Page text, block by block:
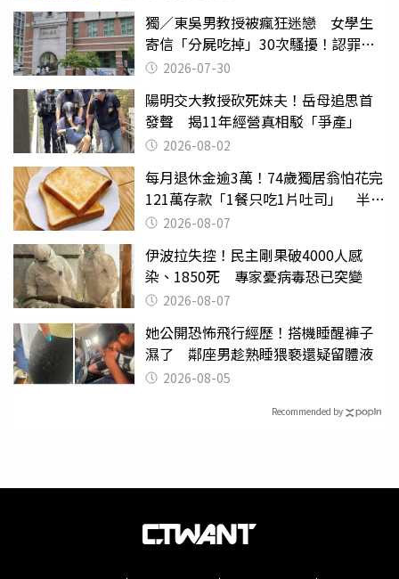
獨／東吳男教授被瘋狂迷戀 女學生
寄信「分屍吃掉」30次騷擾！認罪免
關 2026-07-30
陽明交大教授砍死妹夫！岳母追思首
發聲 揭11年經營真相駁「爭產」
2026-08-02
每月退休金逾3萬！74歲獨居翁怕花完
121萬存款「1餐只吃1片吐司」 半年
後暴瘦嚇壞女兒
2026-08-07
伊波拉失控！民主剛果破4000人感
染、1850死 專家憂病毒恐已突變
2026-08-07
她公開恐怖飛行經歷！搭機睡醒褲子
濕了 鄰座男趁熟睡猥褻還疑留體液
2026-08-05
Recommended by